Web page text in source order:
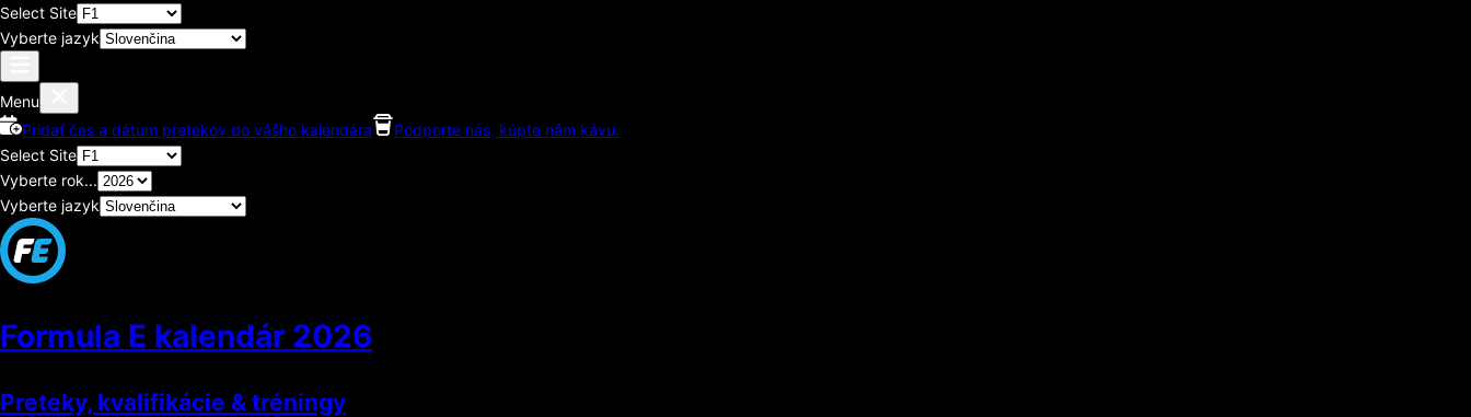
Select Site
Vyberte jazyk
Menu
Pridať čas a dátum pretekov do vášho kalendára
Podporte nás, kúpte nám kávu.
Select Site
Vyberte rok...
Vyberte jazyk
Formula E kalendár 2026
Preteky, kvalifikácie & tréningy